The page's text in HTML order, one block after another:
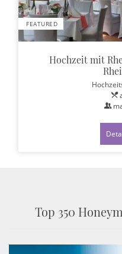
FEATURED
Hochzeit mit
Top 350